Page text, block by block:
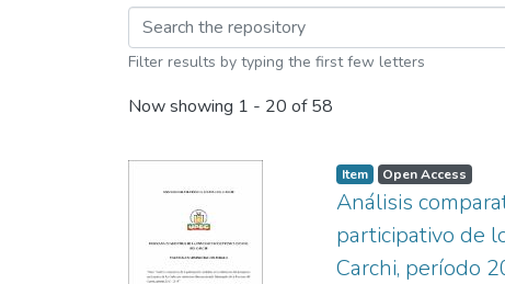
Browsing Maestria en
Filter results by typing the first few letters
Now showing 1 - 20 of 58
Item Open Access
Análisis
participativo de
Carchi, período